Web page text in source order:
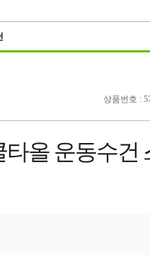
상품번호 :
올 운동수건